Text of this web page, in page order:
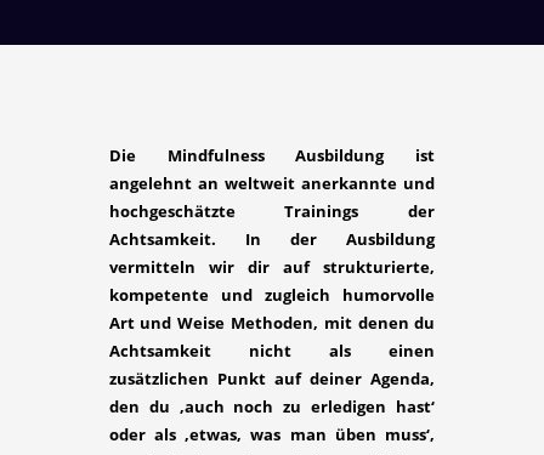
Die Mindfulness Ausbildung ist
angelehnt an weltweit anerkannte und
hochgeschätzte Trainings der
Achtsamkeit. In der Ausbildung
vermitteln wir dir auf strukturierte,
kompetente und zugleich humorvolle
Art und Weise Methoden, mit denen du
Achtsamkeit nicht als einen
zusätzlichen Punkt auf deiner Agenda,
den du ‚auch noch zu erledigen hast‘
oder als ‚etwas, was man üben muss‘,